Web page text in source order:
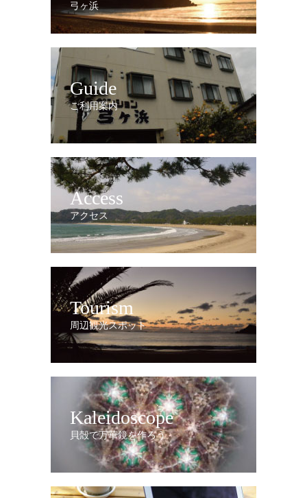
弓ヶ浜
Guide
ご利用案内
Access
アクセス
Tourism
周辺観光スポット
Kaleidoscope
貝殻で万華鏡を作ろう